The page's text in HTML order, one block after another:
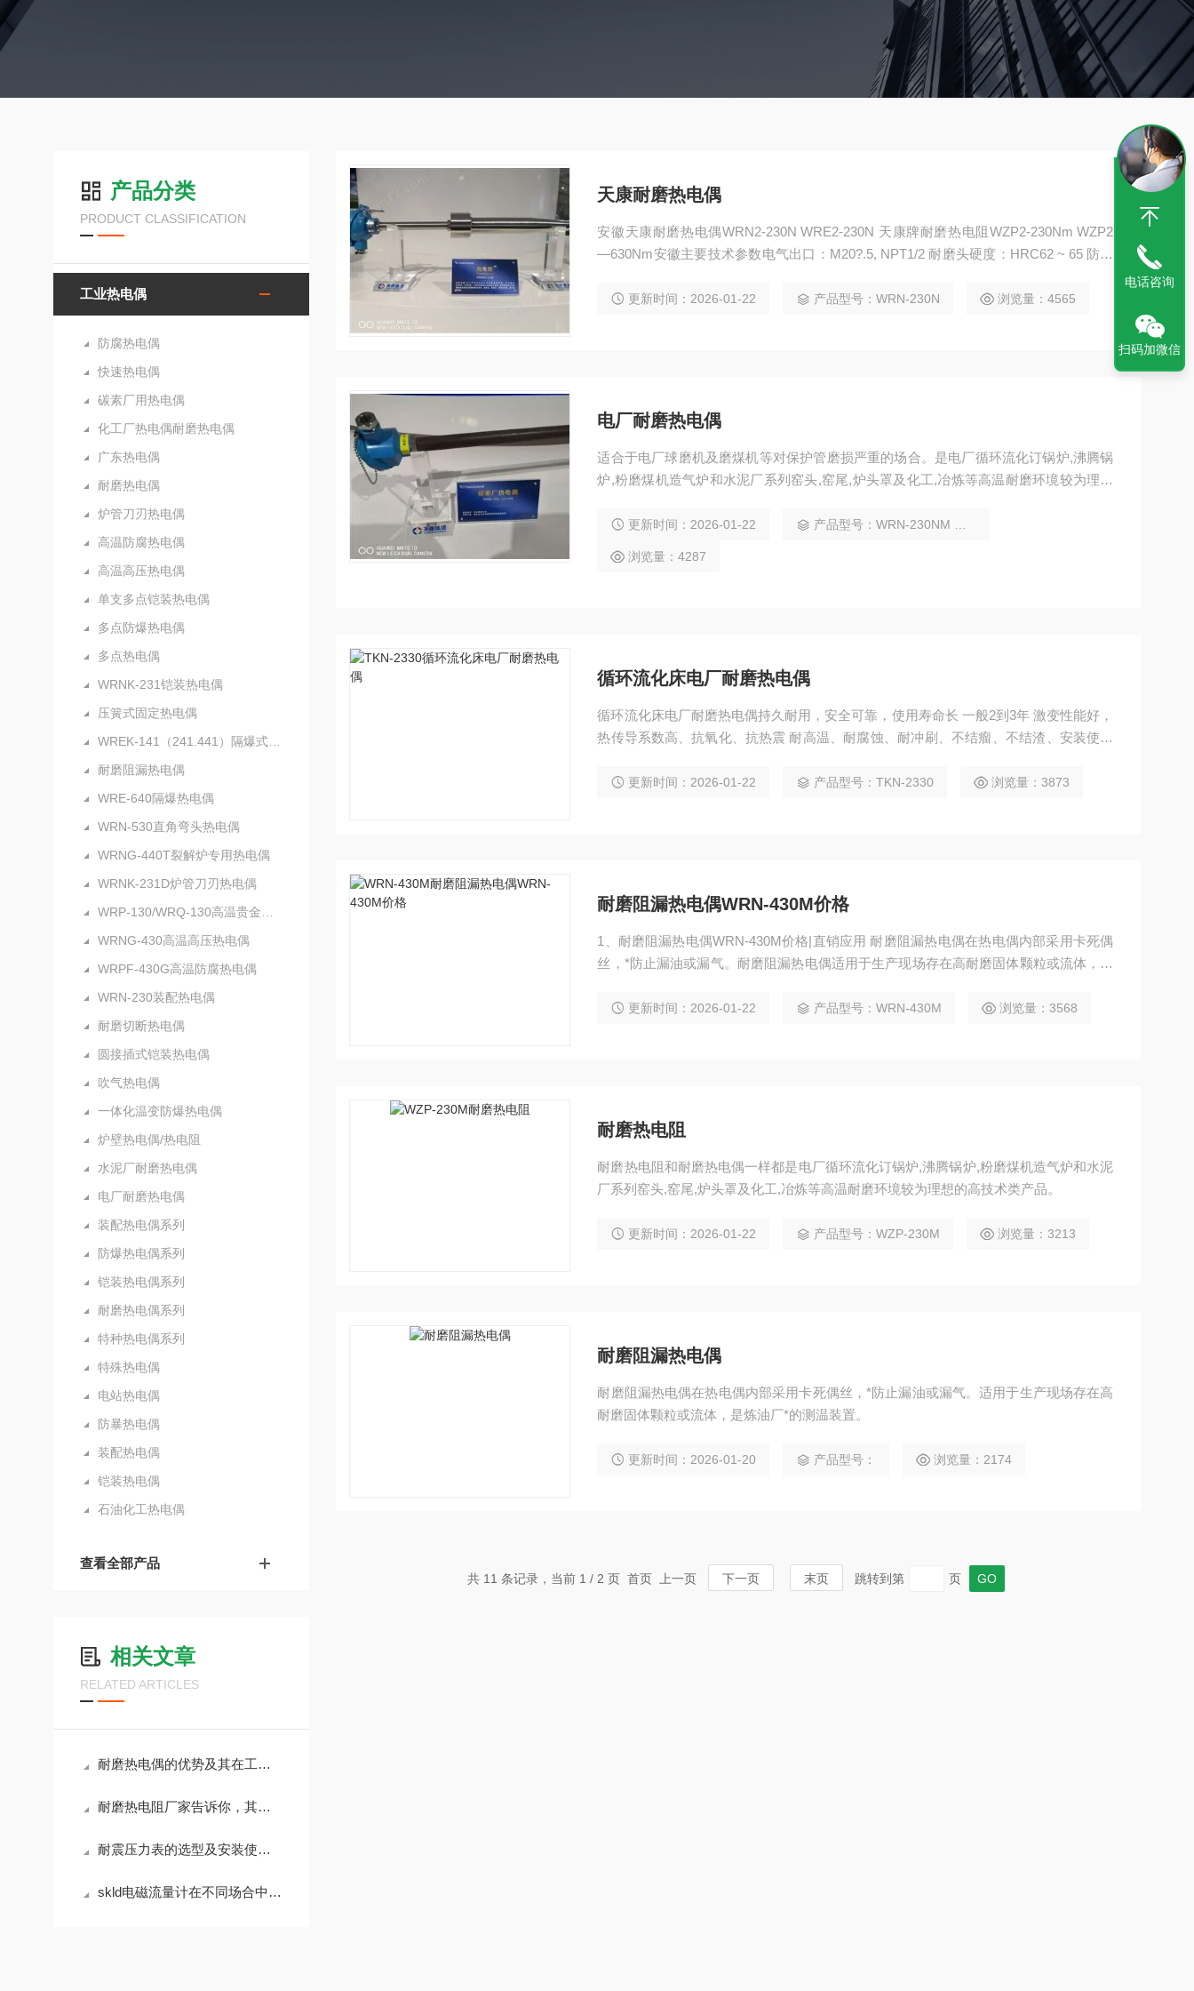
产品分类
PRODUCT CLASSIFICATION
工业热电偶
防腐热电偶
快速热电偶
碳素厂用热电偶
化工厂热电偶耐磨热电偶
广东热电偶
耐磨热电偶
炉管刀刃热电偶
高温防腐热电偶
高温高压热电偶
单支多点铠装热电偶
多点防爆热电偶
多点热电偶
WRNK-231铠装热电偶
压簧式固定热电偶
耐磨阻漏热电偶
WRE-640隔爆热电偶
WRN-530直角弯头热电偶
WRNG-440T裂解炉专用热电偶
WRNK-231D炉管刀刃热电偶
WRNG-430高温高压热电偶
WRPF-430G高温防腐热电偶
WRN-230装配热电偶
耐磨切断热电偶
圆接插式铠装热电偶
吹气热电偶
一体化温变防爆热电偶
炉壁热电偶/热电阻
水泥厂耐磨热电偶
电厂耐磨热电偶
装配热电偶系列
防爆热电偶系列
铠装热电偶系列
耐磨热电偶系列
特种热电偶系列
特殊热电偶
电站热电偶
防暴热电偶
装配热电偶
铠装热电偶
石油化工热电偶
查看全部产品
相关文章
RELATED ARTICLES
耐磨热电偶的优势及其在工业应用中的重要性
耐磨热电阻厂家告诉你，其产品的系统组成
耐震压力表的选型及安装使用注意事项
skld电磁流量计在不同场合中的分类使用
天康耐磨热电偶
安徽天康耐磨热电偶WRN2-230N WRE2-230N 天康牌耐磨热电阻WZP2-230Nm WZP2
—630Nm安徽主要技术参数电气出口：M20?.5, NPT1/2 耐磨头硬度：HRC62 ~ 65 防护
更新时间：2026-01-22 产品型号：WRN-230N 浏览量：4565
电厂耐磨热电偶
适合于电厂球磨机及磨煤机等对保护管磨损严重的场合。是电厂循环流化订锅炉,沸腾锅
炉,粉磨煤机造气炉和水泥厂系列窑头,窑尾,炉头罩及化工,冶炼等高温耐磨环境较为理想
更新时间：2026-01-22 产品型号：WRN-230NM WRN2-230N
浏览量：4287
循环流化床电厂耐磨热电偶
循环流化床电厂耐磨热电偶持久耐用，安全可靠，使用寿命长 一般2到3年 激变性能好，
热传导系数高、抗氧化、抗热震 耐高温、耐腐蚀、耐冲刷、不结瘤、不结渣、安装使用
H3等腐蚀气体 耐磨硬度：(HRC)≥60 外套管规格：ф18～34m/m 插入长度：150～1500
更新时间：2026-01-22 产品型号：TKN-2330 浏览量：3873
耐磨阻漏热电偶WRN-430M价格
1、耐磨阻漏热电偶WRN-430M价格|直销应用 耐磨阻漏热电偶在热电偶内部采用卡死偶
丝，*防止漏油或漏气。耐磨阻漏热电偶适用于生产现场存在高耐磨固体颗粒或流体，是
更新时间：2026-01-22 产品型号：WRN-430M 浏览量：3568
耐磨热电阻
耐磨热电阻和耐磨热电偶一样都是电厂循环流化订锅炉,沸腾锅炉,粉磨煤机造气炉和水泥
厂系列窑头,窑尾,炉头罩及化工,冶炼等高温耐磨环境较为理想的高技术类产品。
更新时间：2026-01-22 产品型号：WZP-230M 浏览量：3213
耐磨阻漏热电偶
耐磨阻漏热电偶在热电偶内部采用卡死偶丝，*防止漏油或漏气。适用于生产现场存在高
耐磨固体颗粒或流体，是炼油厂*的测温装置。
更新时间：2026-01-20 产品型号： 浏览量：2174
共 11 条记录，当前 1 / 2 页 首页 上一页 下一页 末页 跳转到第 页
电话咨询
扫码加微信